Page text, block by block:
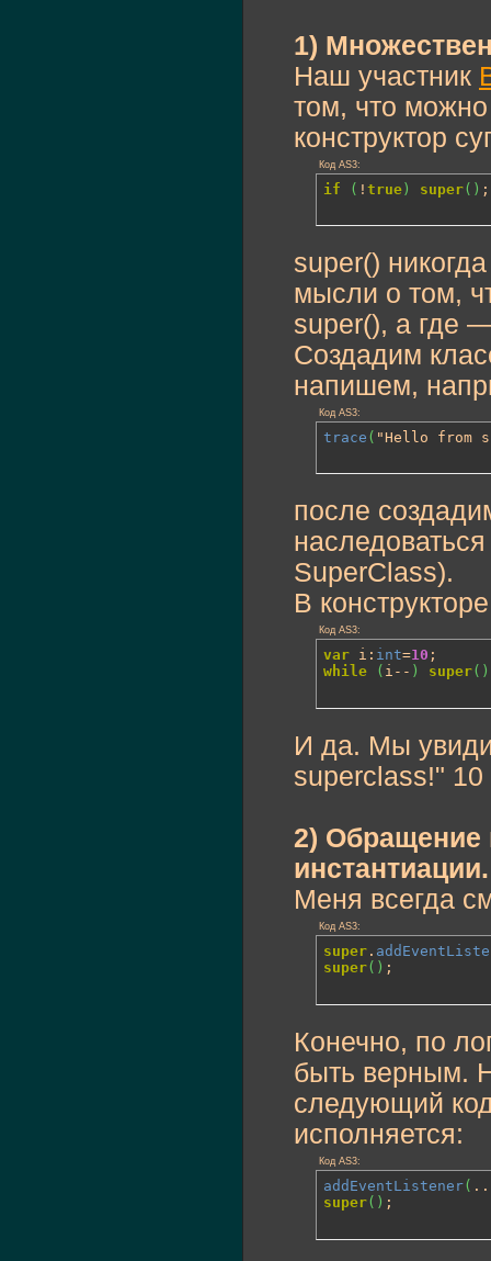
1)
Наш участник
том, что
конструктор
Код AS3:
if ( ! true ) super( ) ;
super()
мысли о том,
super(), а где
Создадим
напишем,
Код AS3:
trace ( "Hello from
после
SuperClass).
В
Код AS3:
var i: int=10
while
( i-- ) super( )
И да. Мы
superclass!" 10
2) Обращение
инстантиации.
Меня всегда
Код AS3:
super .
super( ) ;
Конечно, по
быть верным.
следующий
исполняется:
Код AS3:
addEventListener(
super( ) ;